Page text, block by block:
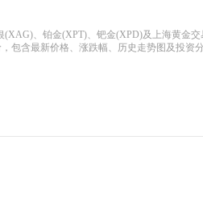
、铂金(XPT)、钯金(XPD)及上海黄金
包含最新价格、涨跌幅、历史走势图及投资分